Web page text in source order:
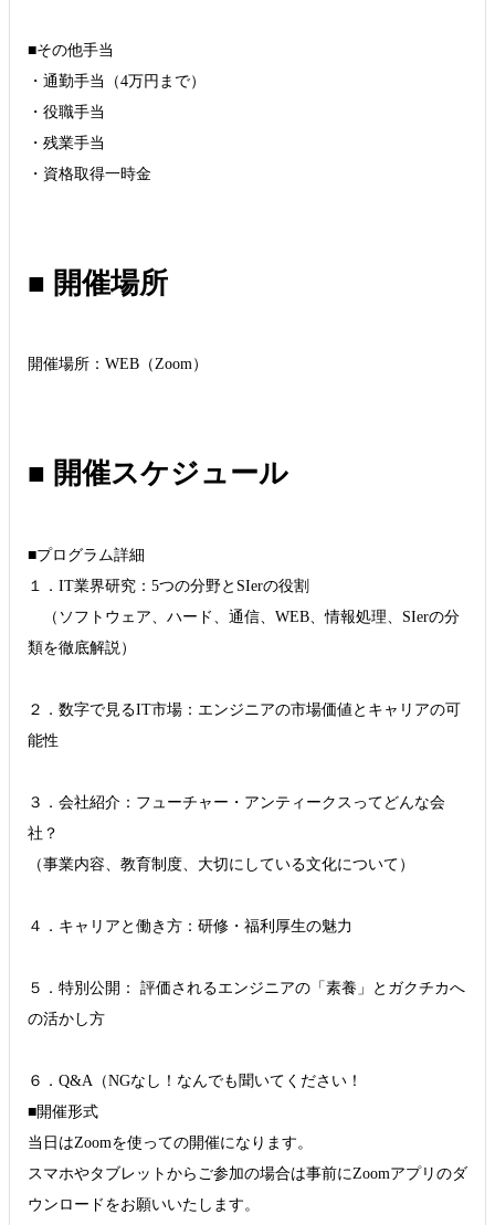
■その他手当
・通勤手当（4万円まで）
・役職手当
・残業手当
・資格取得一時金
■ 開催場所
開催場所：WEB（Zoom）
■ 開催スケジュール
■プログラム詳細
１．IT業界研究：5つの分野とSIerの役割
（ソフトウェア、ハード、通信、WEB、情報処理、SIerの分
類を徹底解説）
２．数字で見るIT市場：エンジニアの市場価値とキャリアの可
能性
３．会社紹介：フューチャー・アンティークスってどんな会
社？
（事業内容、教育制度、大切にしている文化について）
４．キャリアと働き方：研修・福利厚生の魅力
５．特別公開： 評価されるエンジニアの「素養」とガクチカへ
の活かし方
６．Q&A（NGなし！なんでも聞いてください！
■開催形式
当日はZoomを使っての開催になります。
スマホやタブレットからご参加の場合は事前にZoomアプリのダ
ウンロードをお願いいたします。